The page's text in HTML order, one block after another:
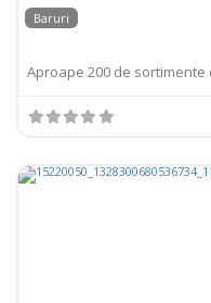
Baruri
Aproape 200 de